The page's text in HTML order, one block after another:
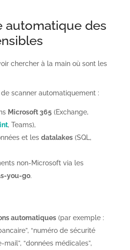
automatique des
chercher à la main où sont les
scanner automatiquement :
Microsoft 365(Exchange,
, Teams),
et les datalakes(SQL,
non-Microsoft via les
you-go.
automatiques(par exemple :
“numéro de sécurité
mail”, “données médicales”,